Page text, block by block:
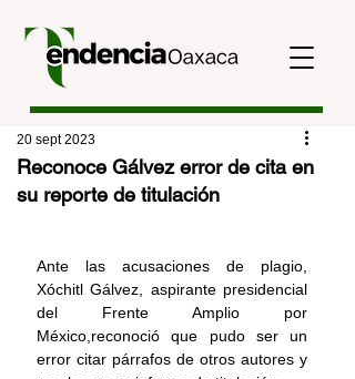
Reconoce Gálvez error de cita en
su reporte de titulación
20 sept 2023
Ante las acusaciones de plagio,
Xóchitl Gálvez , aspirante presidencial
del Frente Amplio por
México,reconoció que pudo ser un
error citar párrafos de otros autores y